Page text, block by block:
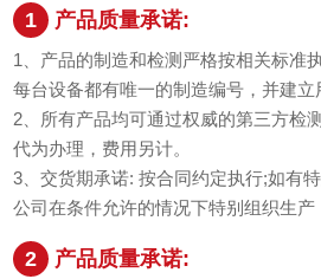
1 产品质量承诺:
1、产品的制造和检测严格按相关标准
每台设备都有唯一的制造编号，并建立
2、所有产品均可通过权威的第三方检
代为办理，费用另计。
3、交货期承诺: 按合同约定执行;如有
公司在条件允许的情况下特别组织生产
2 产品质量承诺: